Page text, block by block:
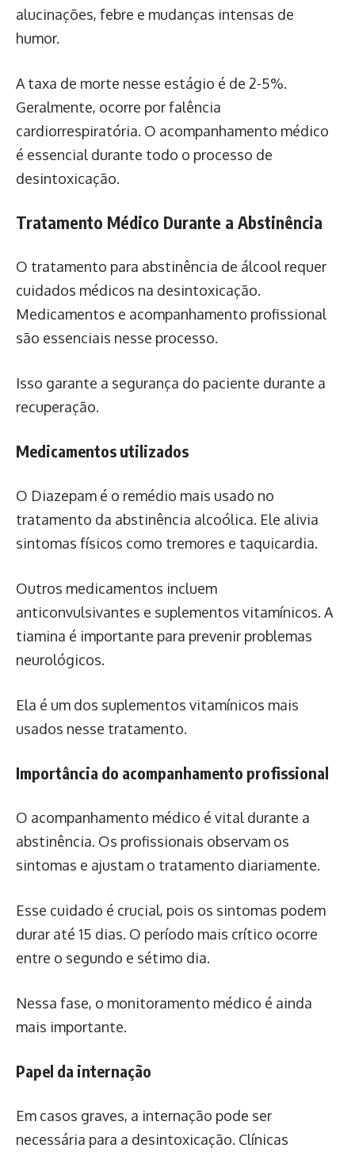
alucinações, febre e mudanças intensas de
humor.
A taxa de morte nesse estágio é de 2-5%.
Geralmente, ocorre por falência
cardiorrespiratória. O acompanhamento médico
é essencial durante todo o processo de
desintoxicação.
Tratamento Médico Durante a Abstinência
O tratamento para abstinência de álcool requer
cuidados médicos na desintoxicação.
Medicamentos e acompanhamento profissional
são essenciais nesse processo.
Isso garante a segurança do paciente durante a
recuperação.
Medicamentos utilizados
O Diazepam é o remédio mais usado no
tratamento da abstinência alcoólica. Ele alivia
sintomas físicos como tremores e taquicardia.
Outros medicamentos incluem
anticonvulsivantes e suplementos vitamínicos. A
tiamina é importante para prevenir problemas
neurológicos.
Ela é um dos suplementos vitamínicos mais
usados nesse tratamento.
Importância do acompanhamento profissional
O acompanhamento médico é vital durante a
abstinência. Os profissionais observam os
sintomas e ajustam o tratamento diariamente.
Esse cuidado é crucial, pois os sintomas podem
durar até 15 dias. O período mais crítico ocorre
entre o segundo e sétimo dia.
Nessa fase, o monitoramento médico é ainda
mais importante.
Papel da internação
Em casos graves, a internação pode ser
necessária para a desintoxicação. Clínicas